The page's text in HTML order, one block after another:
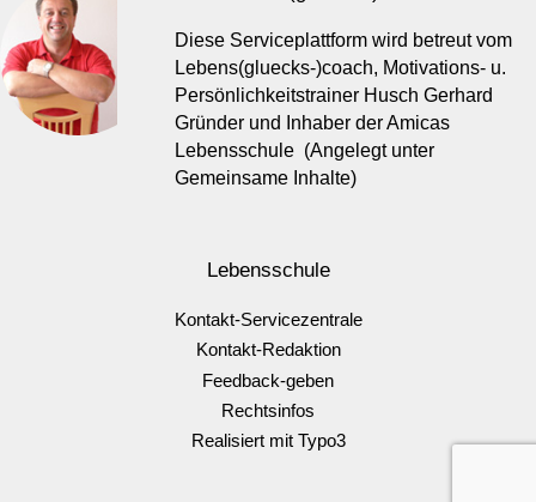
Diese Serviceplattform wird betreut vom
Lebens(gluecks-)coach, Motivations- u.
Persönlichkeitstrainer Husch Gerhard
Gründer und Inhaber der Amicas
Lebensschule (Angelegt unter
Gemeinsame Inhalte)
Lebensschule
Kontakt-Servicezentrale
Kontakt-Redaktion
Feedback-geben
Rechtsinfos
Realisiert mit Typo3